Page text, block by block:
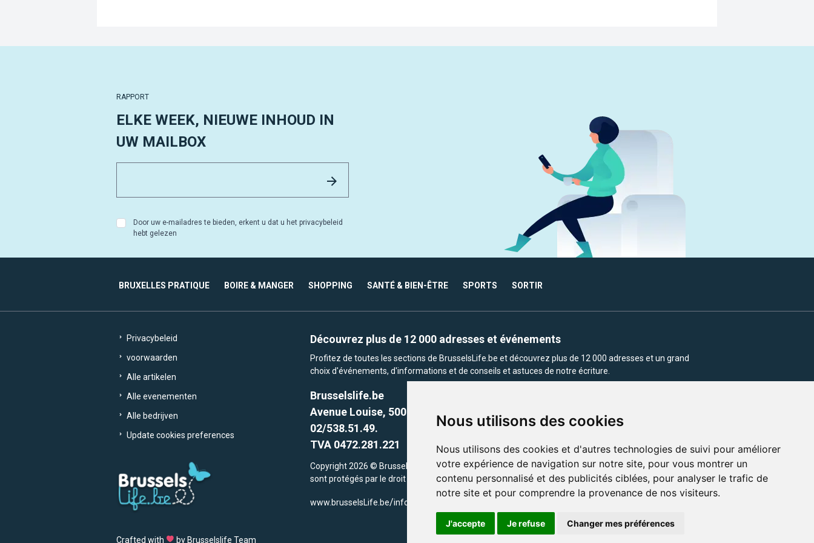
Nous utilisons des cookies
Nous utilisons des cookies et d'autres technologies de suivi pour améliorer
votre expérience de navigation sur notre site, pour vous montrer un
contenu personnalisé et des publicités ciblées, pour analyser le trafic de
notre site et pour comprendre la provenance de nos visiteurs.
J'accepte Je refuse Changer mes préférences
RAPPORT
ELKE WEEK, NIEUWE INHOUD IN
UW MAILBOX
Door uw e-mailadres te bieden, erkent u dat u het privacybeleid
hebt gelezen
BRUXELLES PRATIQUE BOIRE & MANGER SHOPPING SANTÉ & BIEN-ÊTRE SPORTS SORTIR
Privacybeleid
voorwaarden
Alle artikelen
Alle evenementen
Alle bedrijven
Update cookies preferences
Crafted with by Brusselslife Team
Découvrez plus de 12 000 adresses et événements
Profitez de toutes les sections de BrusselsLife.be et découvrez plus de 12 000 adresses et un grand
choix d'événements, d'informations et de conseils et astuces de notre écriture.
Brusselslife.be
Avenue Louise, 500 -1050 Ixelles, Brussels,
02/538.51.49.
TVA 0472.281.221
Copyright 2026 © Brusselslife.be Tous droits réservés. Le contenu et les images utilisés sur ce site
sont protégés par le droit d'auteur. la propriétaires respectifs.
www.brusselsLife.be/info@brusselslife.be